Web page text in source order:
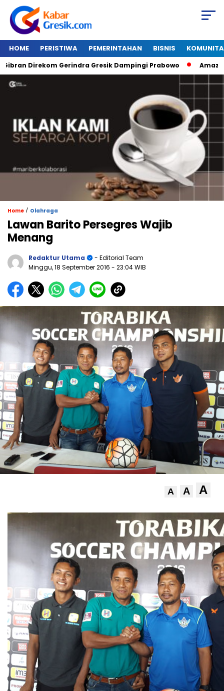
HOME PERISTIWA PEMERINTAHAN BISNIS
Direkom Gerindra Gresik Dampingi Prabowo Amazon Van
Home / Olahraga
Lawan Barito Persegres Wajib
Menang
Redaktur Utama
- Editorial Team
Minggu, 18 September 2016 - 23:04 WIB
A A A